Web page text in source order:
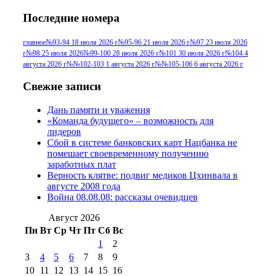
июля 2017 г(11)№96 9 августа 2012
г(13) №96 28 июля 2015 г(9) №96+97 3
июля 2014 г(10)№96+97 30 июля
июля 2017 г
2012 г(15)№97 30 июля 2015 г
(15)№98 1 августа 2015 г
августа 2016 г(10)№98 5 июля 2014 г(10)
№98 8 августа 2013 г
августа 2012 г(14)
2017 г(9)
№99 4 августа
2016 г(12) №99 8 июля 2014 г
августа 2012 г(11)
августа 2013 г
(12)
Последние номера
главное№93-94 18 июля 2026 г№95-96 21 июля 2026 г№97 23 июля 2026
г№98 25 июля 2026№99-100 28 июля 2026 г№101 30 июля 2026 г№104 4
августа 2026 г№№102-103 1 августа 2026 г№№105-106 6 августа 2026 г
Свежие записи
Дань памяти и уважения
«Команда будущего» – возможность для
лидеров
Сбой в системе банковских карт Нацбанка не
помешает своевременному получению
заработных плат
Верность клятве: подвиг медиков Цхинвала в
августе 2008 года
Война 08.08.08: рассказы очевидцев
Август 2026
Пн Вт Ср Чт Пт Сб Вс
1
2
3
4 5 6 7 8
9
10 11 12 13 14 15 16